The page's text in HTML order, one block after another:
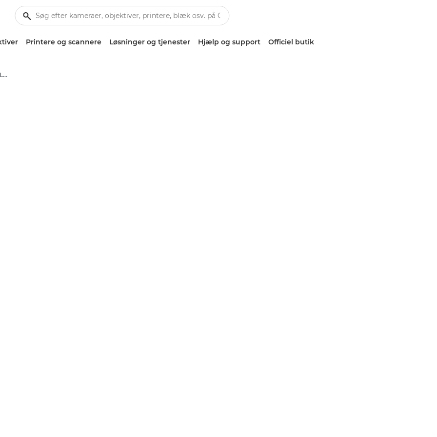
Printere og scannere Løsninger og tjenester Hjælp og support Officiel butik
Canon EF 50mm f/1.8 STM - Lenses - Camera & Photo lenses